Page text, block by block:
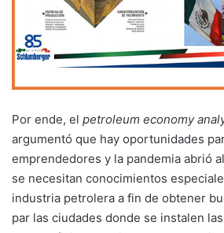
Por ende, el petroleum economy
argumentó que hay oportunidades
emprendedores y la pandemia abrió
se necesitan conocimientos
industria petrolera a fin de obtener
par las ciudades donde se instalen